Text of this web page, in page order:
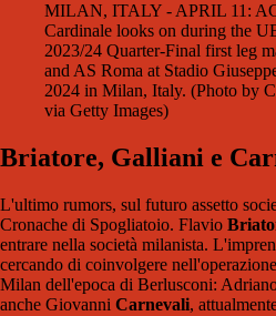
MILAN, ITALY - APRIL 11:
Cardinale looks on during the
2023/24 Quarter-Final first leg
and AS Roma at Stadio
2024 in Milan, Italy. (Photo by
via Getty Images)
Briatore, Galliani e
L'ultimo rumors, sul futuro assetto
Cronache di Spogliatoio. Flavio
entrare nella società milanista.
cercando di coinvolgere
Milan dell'epoca di Berlusconi:
anche Giovanni Carnevali,